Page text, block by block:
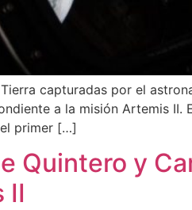
capturadas por el
a la misión Artemis
primer […]
Quintero y
II